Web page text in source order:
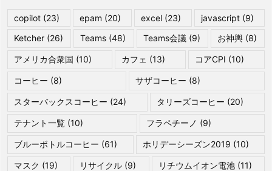
copilot (23) epam (20) excel (23) javascript (9)
Ketcher (26) Teams (48) Teams会議 (9) お神輿(8)
アメリカ合衆国 (10) カフェ (13) コアCPI (10)
コーヒー (8) サザコーヒー (8)
スターバックスコーヒー (24) タリーズコーヒー (20)
テナント一覧 (10) フラペチーノ (9)
ブルーボトルコーヒー (61) ホリデーシーズン2019 (10)
マスク (19) リサイクル (9) リチウムイオン電池(11)